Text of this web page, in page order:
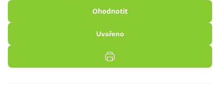
Ohodnotit
Uvařeno